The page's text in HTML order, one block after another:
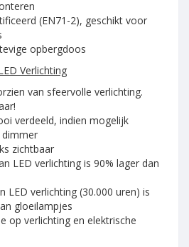
(EN71-2), geschikt voor
opbergdoos
Verlichting
van sfeervolle verlichting.
verdeeld, indien mogelijk
zichtbaar
LED verlichting is 90% lager dan
LED verlichting (30.000 uren) is
gloeilampjes
op verlichting en elektrische